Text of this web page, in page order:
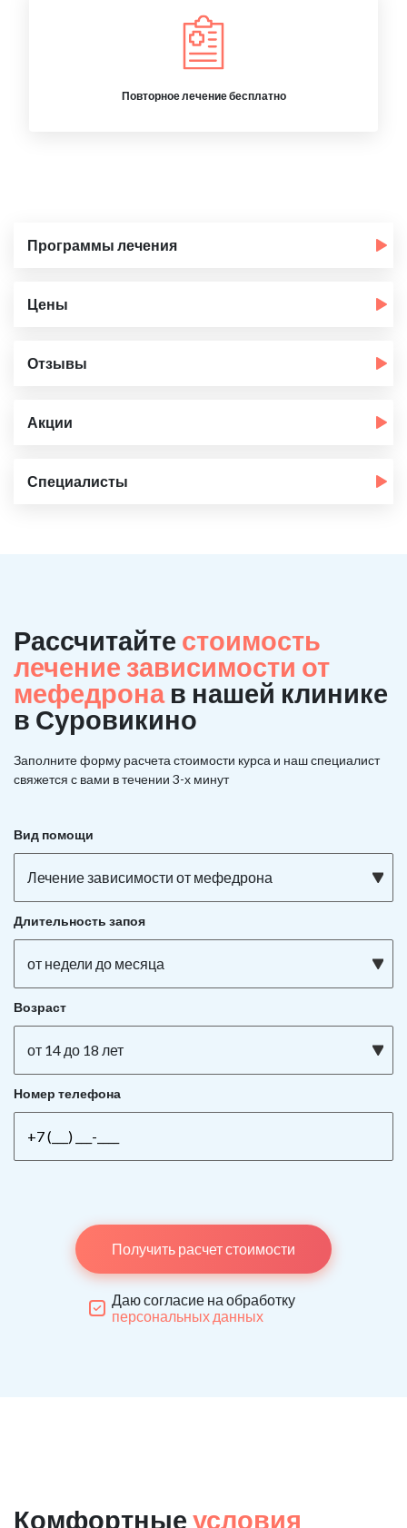
Повторное лечение бесплатно
Программы лечения
Цены
Отзывы
Акции
Специалисты
Рассчитайте стоимость
лечение зависимости от
мефедрона в нашей клинике
в Суровикино
Заполните форму расчета стоимости курса и наш специалист
свяжется с вами в течении 3-х минут
Вид помощи
Лечение зависимости от мефедрона
Длительность запоя
от недели до месяца
Возраст
от 14 до 18 лет
Номер телефона
Получить расчет стоимости
Даю согласие на обработку
персональных данных
Комфортные условия